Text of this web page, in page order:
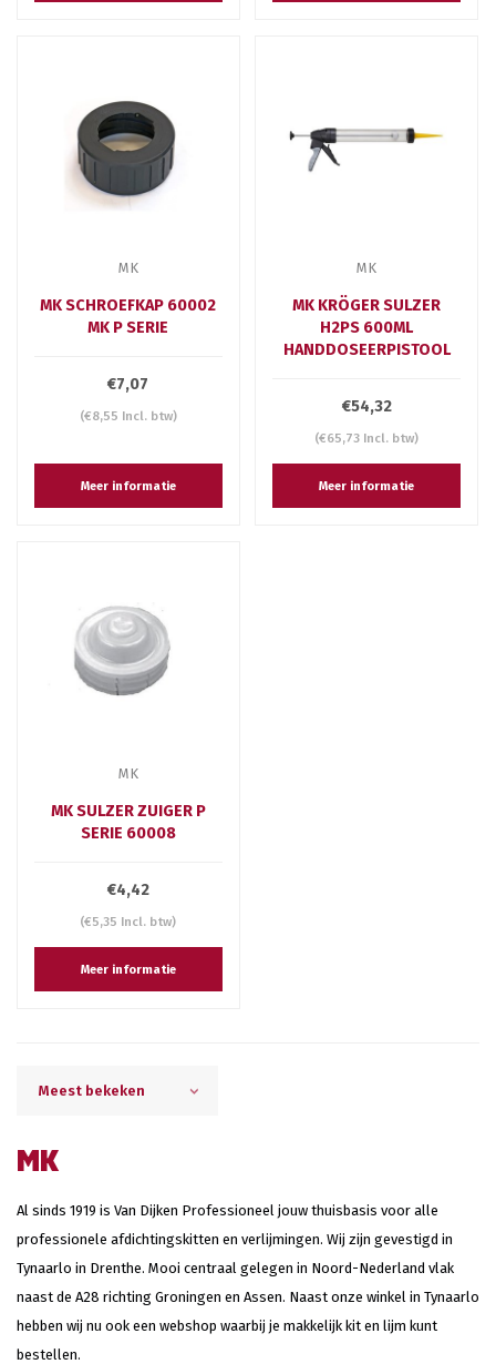
MK
MK SCHROEFKAP 60002
MK P SERIE
€7,07
(€8,55 Incl. btw)
Meer informatie
MK
MK KRÖGER SULZER
H2PS 600ML
HANDDOSEERPISTOOL
€54,32
(€65,73 Incl. btw)
Meer informatie
MK
MK SULZER ZUIGER P
SERIE 60008
€4,42
(€5,35 Incl. btw)
Meer informatie
Meest bekeken
MK
Al sinds 1919 is Van Dijken Professioneel jouw thuisbasis voor alle
professionele afdichtingskitten en verlijmingen. Wij zijn gevestigd in
Tynaarlo in Drenthe. Mooi centraal gelegen in Noord-Nederland vlak
naast de A28 richting Groningen en Assen. Naast onze winkel in Tynaarlo
hebben wij nu ook een webshop waarbij je makkelijk kit en lijm kunt
bestellen.